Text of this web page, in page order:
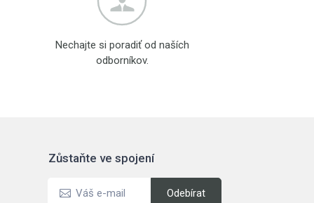
Nechajte si poradiť od naších
odborníkov.
Zůstaňte ve spojení